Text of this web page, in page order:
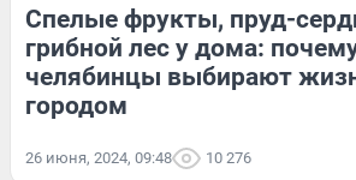
Спелые фрукты, пруд-
грибной лес у дома:
челябинцы выбирают
городом
26 июня, 2024, 09:48 10 276